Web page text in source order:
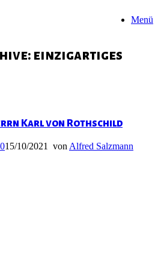
Menü
einzigartiges
Karl von Rothschild
15/10/2021 von Alfred Salzmann